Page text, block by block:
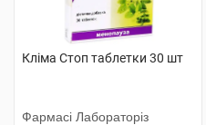
Кліма Стоп таблетки 30 шт
Фармасі Лабораторіз